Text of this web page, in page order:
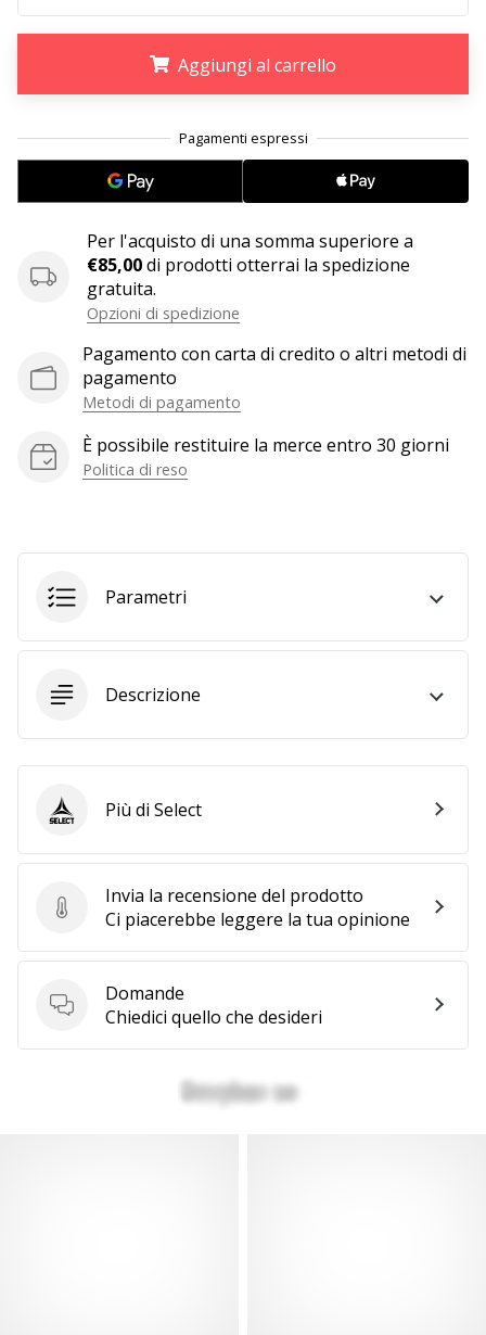
Diventa
nostro
ambassador
fanatico
dell'handball
come
noi
Ambassador.
Mostra
articoli
Aggiungi al carrello
Per l'acquisto di una somma superiore a
€85,00di prodotti otterrai la spedizione
gratuita.
Opzioni di spedizione
Pagamento con carta di credito o altri metodi di
pagamento
Metodi di pagamento
È possibile restituire la merce entro 30 giorni
Politica di reso
Parametri
Descrizione
Invia la recensione del prodotto
Invia la recensione del prodotto
Ci piacerebbe leggere la tua opinione
Domande
Domande
Chiedici quello che desideri
SelectPiù di Select